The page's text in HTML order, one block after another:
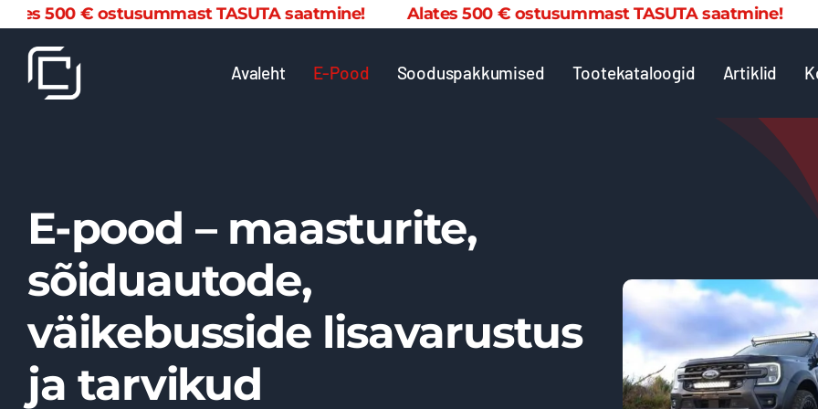
Skip
to
content
TASUTA saatmine! Alates 500 € ostusummast TASUTA saatmine! Alates
Avaleht E-Pood Sooduspakkumised Tootekataloogid Artiklid
E-pood – maasturite,
sõiduautode,
väikebusside lisavarustus
ja tarvikud